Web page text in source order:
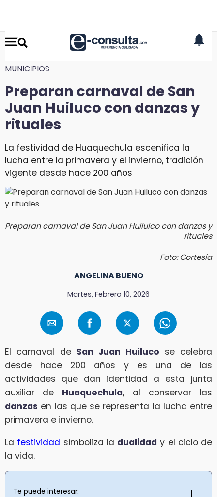
MUNICIPIOS
Preparan carnaval de San
Juan Huiluco con danzas y
rituales
La festividad de Huaquechula escenifica la
lucha entre la primavera y el invierno, tradición
vigente desde hace 200 años
Preparan carnaval de San Juan Huilulco con danzas y
rituales
Foto: Cortesía
ANGELINA BUENO
Martes, Febrero 10, 2026
El carnaval de San Juan Huiluco se celebra
desde hace 200 años y es una de las
actividades que dan identidad a esta junta
auxiliar de Huaquechula, al conservar las
danzas en las que se representa la lucha entre
primavera e invierno.
La festividad simboliza la dualidad y el ciclo de
la vida.
Te puede interesar: